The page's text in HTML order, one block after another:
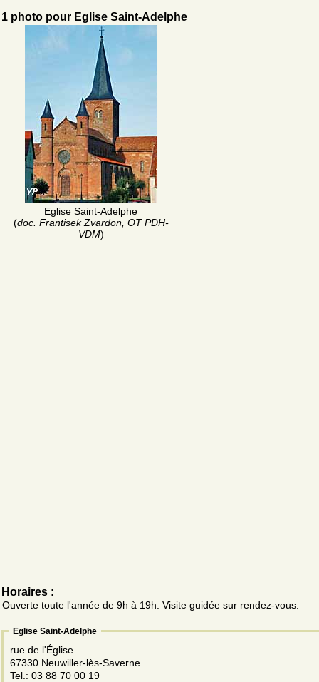
1 photo pour Eglise Saint-Adelphe
Eglise Saint-Adelphe
(doc. Frantisek Zvardon, OT PDH-
VDM)
Horaires :
Ouverte toute l'année de 9h à 19h. Visite guidée sur rendez-vous.
Eglise Saint-Adelphe
rue de l'Église
67330 Neuwiller-lès-Saverne
Tel.: 03 88 70 00 19